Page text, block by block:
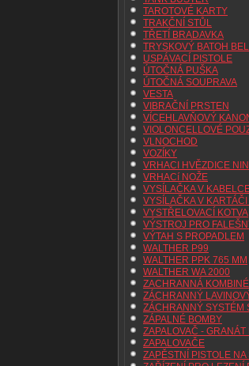
TAROTOVÉ KARTY
TRAKČNÍ STŮL
TŘETÍ BRADAVKA
TRYSKOVÝ BATOH
USPÁVACÍ PISTOLE
ÚTOČNÁ PUŠKA
ÚTOČNÁ SOUPRAVA
VESTA
VIBRAČNÍ PRSTEN
VÍCEHLAVŇOVÝ
VIOLONCELLOVÉ
VLNOCHOD
VOZÍKY
VRHACI HVĚZDICE
VRHACí NOŽE
VYSÍLAČKA V
VYSÍLAČKA V
VYSTŘELOVACÍ KOTVA
VÝSTROJ PRO
VÝTAH S PROPADLEM
WALTHER P99
WALTHER PPK 765 MM
WALTHER WA 2000
ZACHRANNÁ
ZÁCHRANNÝ
ZÁCHRANNÝ SYSTÉM
ZÁPALNÉ BOMBY
ZAPALOVAČ -
ZAPALOVAČE
ZAPĚSTNÍ PISTOLE NA